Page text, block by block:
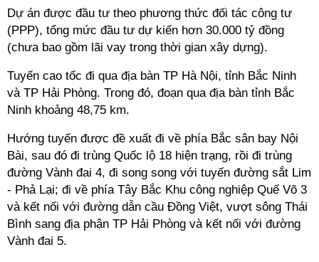
Dự án được đầu tư theo phương thức đối tác công tư
(PPP), tổng mức đầu tư dự kiến hơn 30.000 tỷ đồng
(chưa bao gồm lãi vay trong thời gian xây dựng).
Tuyến cao tốc đi qua địa bàn TP Hà Nội, tỉnh Bắc Ninh
và TP Hải Phòng. Trong đó, đoạn qua địa bàn tỉnh Bắc
Ninh khoảng 48,75 km.
Hướng tuyến được đề xuất đi về phía Bắc sân bay Nội
Bài, sau đó đi trùng Quốc lộ 18 hiện trạng, rồi đi trùng
đường Vành đai 4, đi song song với tuyến đường sắt Lim
- Phả Lại; đi về phía Tây Bắc Khu công nghiệp Quế Võ 3
và kết nối với đường dẫn cầu Đồng Việt, vượt sông Thái
Bình sang địa phận TP Hải Phòng và kết nối với đường
Vành đai 5.